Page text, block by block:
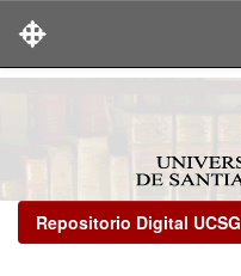
Repositorio Digital UCSG